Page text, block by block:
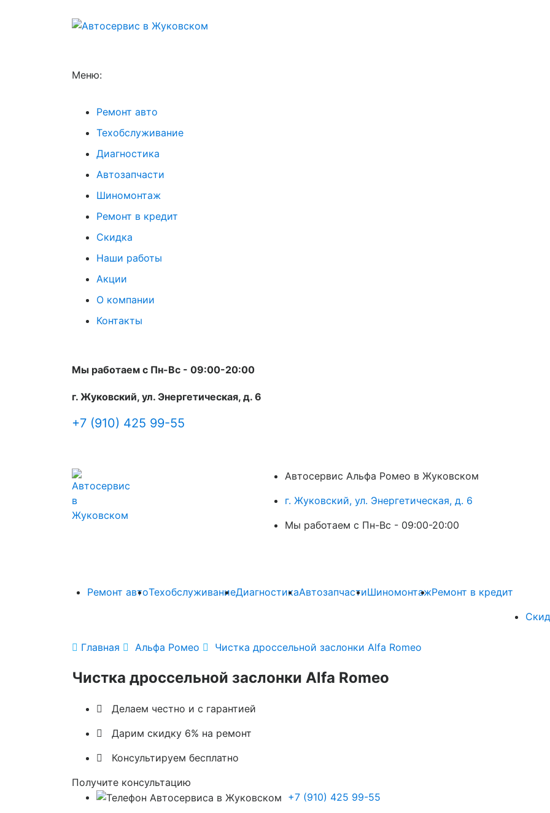
Меню:
Ремонт авто
Техобслуживание
Диагностика
Автозапчасти
Шиномонтаж
Ремонт в кредит
Скидка
Наши работы
Акции
О компании
Контакты
Мы работаем с Пн-Вc - 09:00-20:00
г. Жуковский, ул. Энергетическая, д. 6
+7 (910) 425 99-55
Автосервис Альфа Ромео в Жуковском
г. Жуковский, ул. Энергетическая, д. 6
Мы работаем с Пн-Вc - 09:00-20:00
Ремонт автоТехобслуживаниеДиагностикаАвтозапчастиШиномонтажРемонт в кредит
 Главная  Альфа Ромео  Чистка дроссельной заслонки Alfa Romeo
Чистка дроссельной заслонки Alfa Romeo
 Делаем честно и с гарантией
 Дарим скидку 6% на ремонт
 Консультируем бесплатно
Получите консультацию
+7 (910) 425 99-55